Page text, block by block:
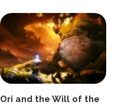
Ori and the Will of the